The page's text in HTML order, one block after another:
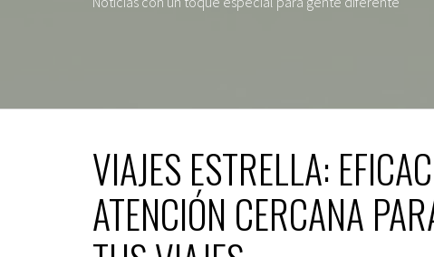
VIAJES ESTRELLA:
ATENCIÓN CERCANA